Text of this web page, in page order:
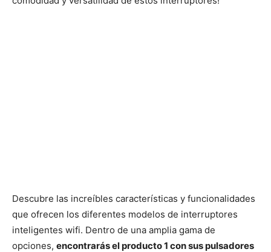
Descubre las increíbles características y funcionalidades
que ofrecen los diferentes modelos de interruptores
inteligentes wifi. Dentro de una amplia gama de
opciones, encontrarás el producto 1 con sus pulsadores